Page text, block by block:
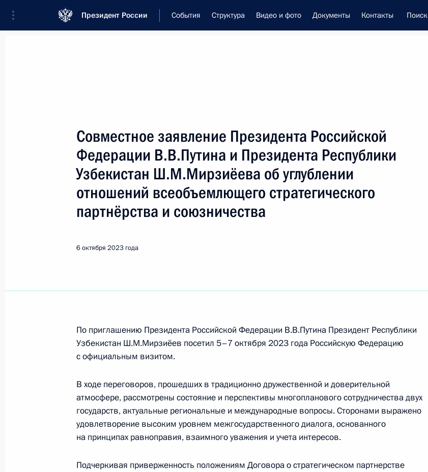
Президент России События Структура Видео и фото Документы Контакты Поиск
Совещание с членами Совета Безопасности
20 часов
Рабочая встреча с вице-
Президента в ДФО Юрием
Встреча с Председателем
Памфиловой
Совместное заявление Президента Российской
Федерации В.В.Путина и Президента Республики
Узбекистан Ш.М.Мирзиёева об углублении
отношений всеобъемлющего стратегического
партнёрства и союзничества
6 октября 2023 года
По приглашению Президента Российской Федерации В.В.Путина Президент Республики
Узбекистан Ш.М.Мирзиёев посетил 5–7 октября 2023 года Российскую Федерацию
с официальным визитом.
В ходе переговоров, прошедших в традиционно дружественной и доверительной
атмосфере, рассмотрены состояние и перспективы многопланового сотрудничества двух
государств, актуальные региональные и международные вопросы. Сторонами выражено
удовлетворение высоким уровнем межгосударственного диалога, основанного
на принципах равноправия, взаимного уважения и учета интересов.
Подчеркивая приверженность положениям Договора о стратегическом партнерстве